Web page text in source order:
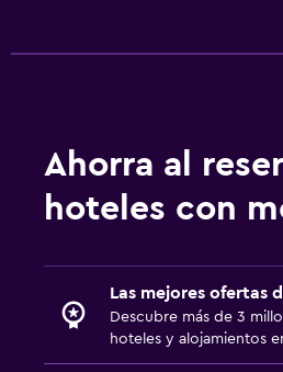
Ahorra al
hoteles con
Las mejores ofertas
Descubre más de 3
hoteles y alojamientos